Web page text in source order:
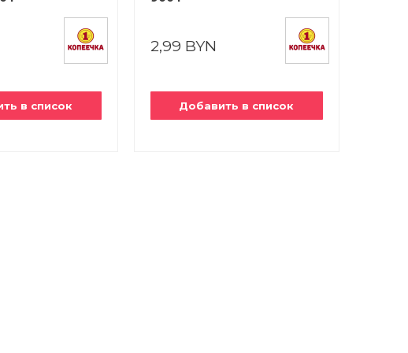
в список
2,99 BYN
Добавить в список